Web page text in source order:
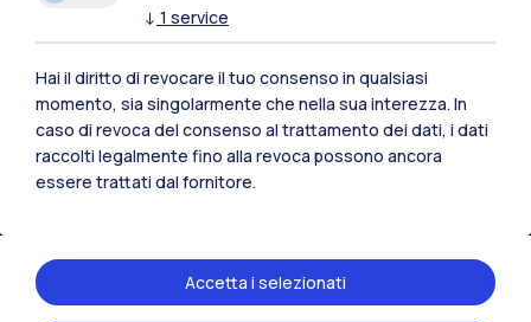
Milano Bovisa
Cremona
Lecco
Mantova
Xi'an
↓ 1 service
Hai il diritto di revocare il tuo consenso in qualsiasi
momento, sia singolarmente che nella sua interezza. In
caso di revoca del consenso al trattamento dei dati, i dati
raccolti legalmente fino alla revoca possono ancora
essere trattati dal fornitore.
Accetta i selezionati